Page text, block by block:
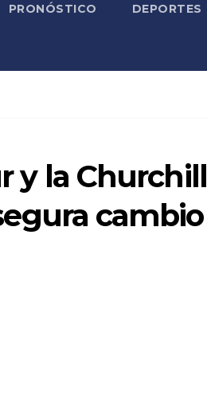
PRONÓSTICO DEPORTES
y la Churchill
cambio